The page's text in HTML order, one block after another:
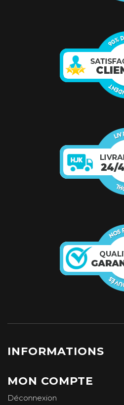
INFORMATIONS
MON COMPTE
Déconnexion